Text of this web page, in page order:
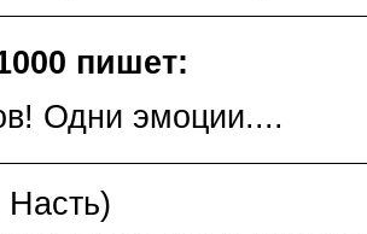
пишет:
Одни эмоции....